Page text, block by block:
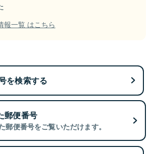
報一覧 はこちら
を検索する
郵便番号
郵便番号をご覧いただけます。